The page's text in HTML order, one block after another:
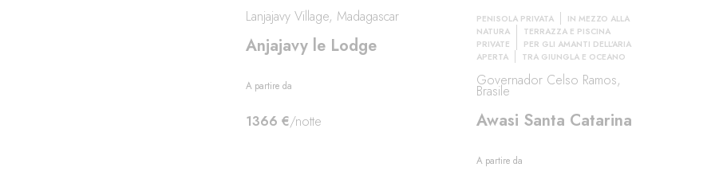
Lanjajavy Village, Madagascar
Anjajavy le Lodge
A partire da
1366 €/notte
PENISOLA PRIVATA
IN MEZZO ALLA
NATURA
TERRAZZA E PISCINA
PRIVATE
PER GLI AMANTI DELL’ARIA
APERTA
TRA GIUNGLA E OCEANO
Governador Celso Ramos,
Brasile
Awasi Santa Catarina
A partire da